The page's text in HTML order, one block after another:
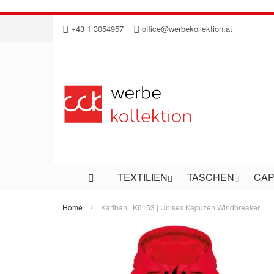
Direkt
Inhalt
+43 1 3054957 office@werbekollektion.at
TEXTILIEN TASCHEN
Home Kariban | K6153 | Unisex Kapuzen Windbreaker